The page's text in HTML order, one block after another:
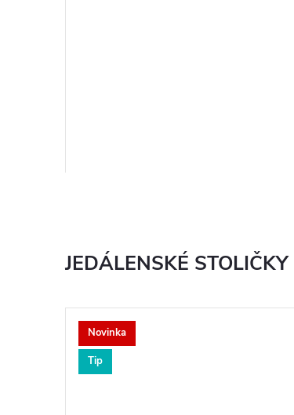
JEDÁLENSKÉ STOLIČKY
Novinka
Tip